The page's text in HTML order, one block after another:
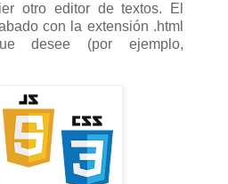
otro editor de textos. El
con la extensión .html
desee (por ejemplo,